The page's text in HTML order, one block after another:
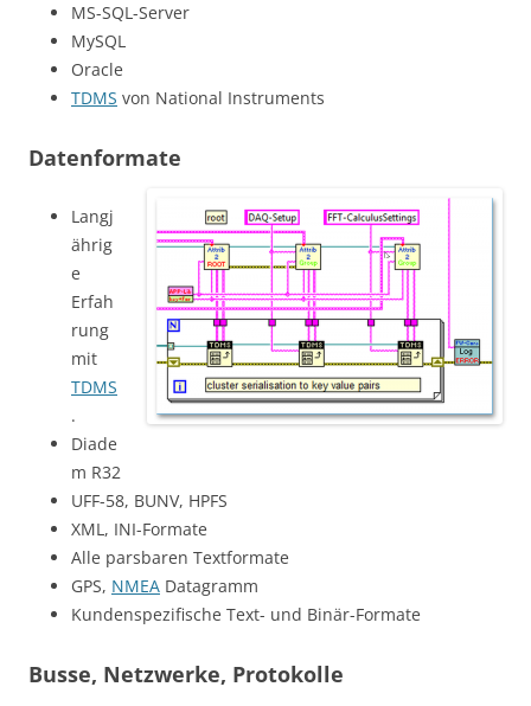
MS-SQL-Server
MySQL
Oracle
TDMS von National Instruments
Datenformate
Langj
ährig
e
Erfah
rung
mit
TDMS
.
Diade
m R32
UFF-58, BUNV, HPFS
XML, INI-Formate
Alle parsbaren Textformate
GPS, NMEA Datagramm
Kundenspezifische Text- und Binär-Formate
Busse, Netzwerke, Protokolle